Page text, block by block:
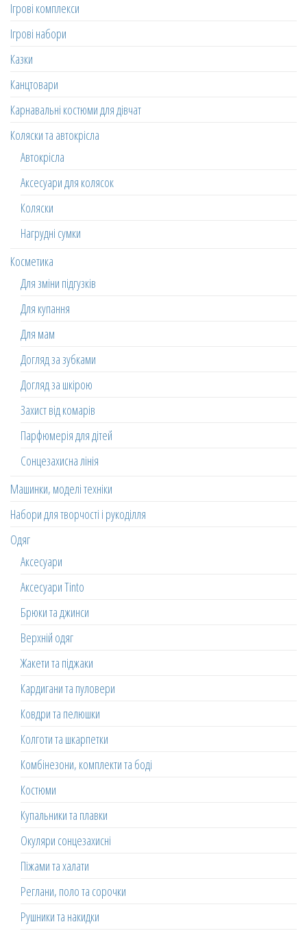
Ігрові комплекси
Ігрові набори
Казки
Канцтовари
Карнавальні костюми для дівчат
Коляски та автокрісла
Автокрісла
Аксесуари для колясок
Коляски
Нагрудні сумки
Косметика
Для зміни підгузків
Для купання
Для мам
Догляд за зубками
Догляд за шкірою
Захист від комарів
Парфюмерія для дітей
Сонцезахисна лінія
Машинки, моделі техніки
Набори для творчості і рукоділля
Одяг
Аксесуари
Аксесуари Tinto
Брюки та джинси
Верхній одяг
Жакети та піджаки
Кардигани та пуловери
Ковдри та пелюшки
Колготи та шкарпетки
Комбінезони, комплекти та боді
Костюми
Купальники та плавки
Окуляри сонцезахисні
Піжами та халати
Реглани, поло та сорочки
Рушники та накидки